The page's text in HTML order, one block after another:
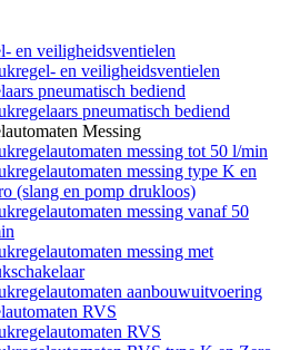
en veiligheidsventielen
en veiligheidsventielen
pneumatisch bediend
pneumatisch bediend
Messing
messing tot 50 l/min
messing type K en
(slang en pomp drukloos)
messing vanaf 50
messing met
aanbouwuitvoering
RVS
RVS